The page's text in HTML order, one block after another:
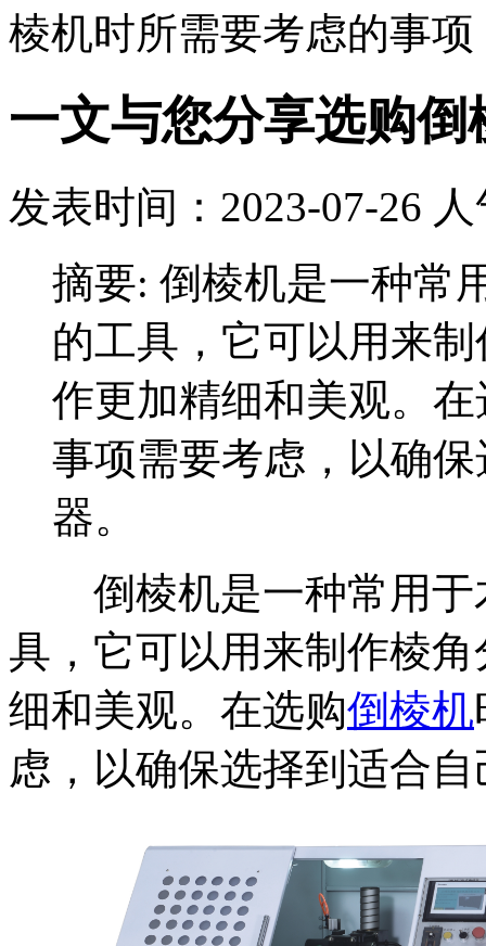
棱机时所需要考虑的事项
一文与您分享选购
发表时间：2023-07-26
摘要: 倒棱机是一种常
的工具，它可以用来
作更加精细和美观。
事项需要考虑，以确
器。
倒棱机是一种常用于
具，它可以用来制作棱
细和美观。在选购倒棱机
虑，以确保选择到适合